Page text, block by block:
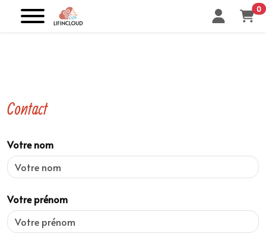
0
Contact
Votre nom
Votre prénom